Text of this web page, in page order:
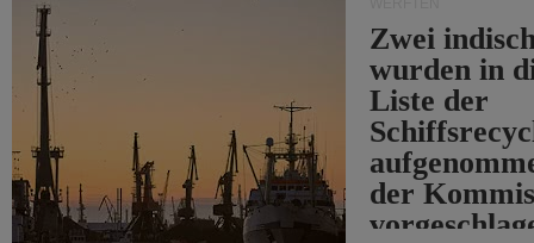
Zwei
wurden in
Liste der
der